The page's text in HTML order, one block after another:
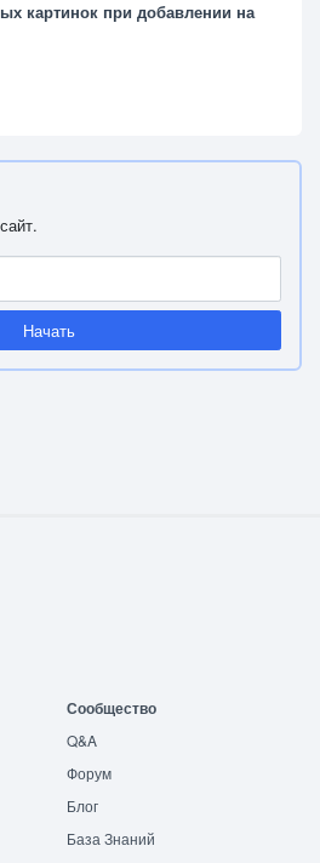
картинок при добавлении на
Начать
Сообщество
Q&A
Форум
Блог
База Знаний